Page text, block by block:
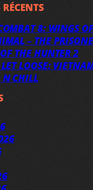
8: WINGS
– THE
THE HUNTER 2
LOOSE:
N CHILL